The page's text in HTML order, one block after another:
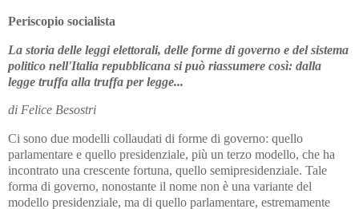
Periscopio socialista
La storia delle leggi elettorali, delle forme di governo e del sistema
politico nell'Italia repubblicana si può riassumere così: dalla
legge truffa alla truffa per legge...
di Felice Besostri
Ci sono due modelli collaudati di forme di governo: quello
parlamentare e quello presidenziale, più un terzo modello, che ha
incontrato una crescente fortuna, quello semipresidenziale. Tale
forma di governo, nonostante il nome non è una variante del
modello presidenziale, ma di quello parlamentare, estremamente